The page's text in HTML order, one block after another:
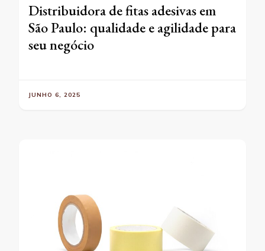
Distribuidora de fitas adesivas em
São Paulo: qualidade e agilidade para
seu negócio
JUNHO 6, 2025